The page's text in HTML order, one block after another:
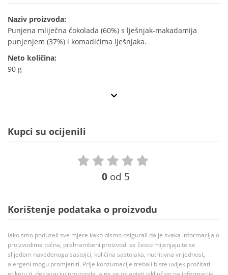
Naziv proizvoda:
Punjena mliječna čokolada (60%) s lješnjak-makadamija
punjenjem (37%) i komadićima lješnjaka.
Neto količina:
90 g
Kupci su ocijenili
0 od 5
Korištenje podataka o proizvodu
Iako smo poduzeli sve mjere kako bismo osigurali da je svaka informacija o
proizvodima točna, prehrambeni proizvodi se često mijenjaju te se
slijedom navedenoga sastojci, količina sastojaka, nutritivna vrijednost,
alergeni mogu promjeniti. Prije konzumacije trebali biste uvijek pročitati